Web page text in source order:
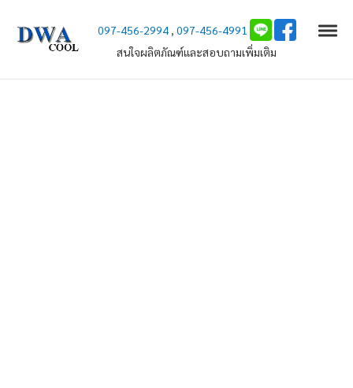
DWA COOL (ดีว่าคูล)
Call us
097-456-2994, 097-456-4991
สนใจผลิตภัณฑ์และสอบถามเพิ่มเติม